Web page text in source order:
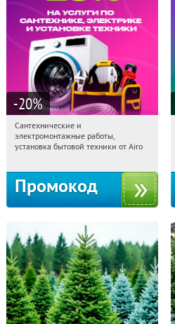
-20%
11:38:29
г. Москва
Сантехнические и
электромонтажные работы,
установка бытовой техники от Airo
Промокод